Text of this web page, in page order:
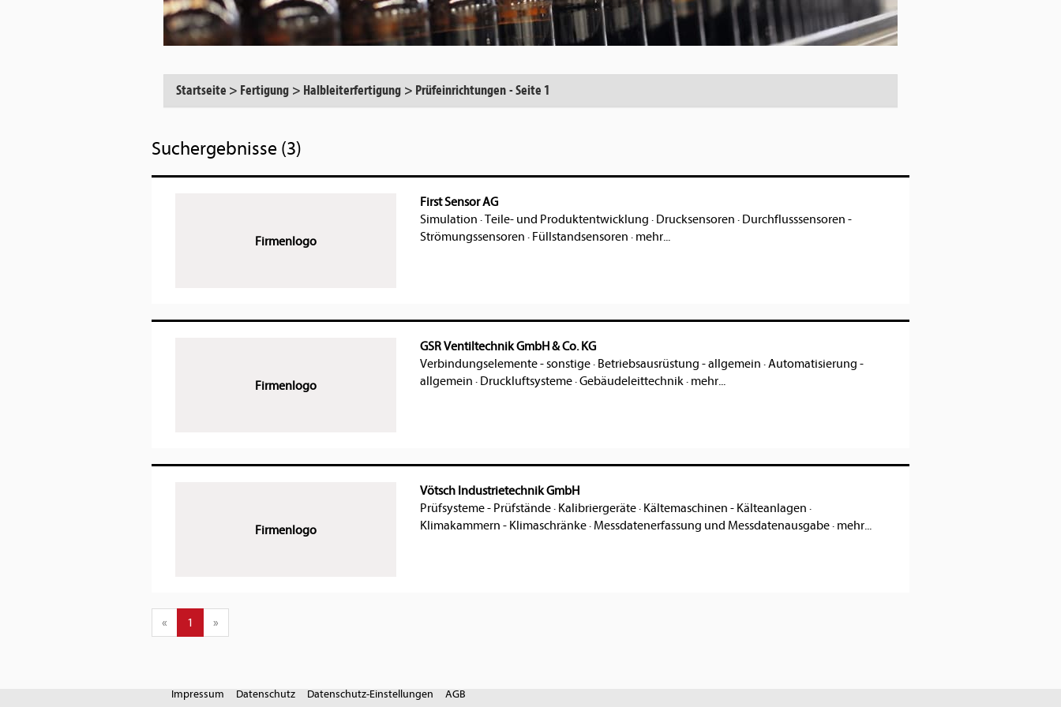
Startseite > Fertigung > Halbleiterfertigung > Prüfeinrichtungen-Seite 1
Suchergebnisse (3)
Firmenlogo
First Sensor AG
Simulation ·Teile- und Produktentwicklung · Drucksensoren · Durchflusssensoren -
Strömungssensoren · Füllstandsensoren · mehr...
Firmenlogo
GSR Ventiltechnik GmbH & Co. KG
Verbindungselemente - sonstige· Betriebsausrüstung - allgemein ·Automatisierung -
allgemein · Druckluftsysteme·Gebäudeleittechnik· mehr...
Firmenlogo
Vötsch Industrietechnik GmbH
Prüfsysteme - Prüfstände· Kalibriergeräte· Kältemaschinen - Kälteanlagen ·
Klimakammern - Klimaschränke· Messdatenerfassung und Messdatenausgabe· mehr...
« 1 »
Impressum Datenschutz Datenschutz-Einstellungen AGB